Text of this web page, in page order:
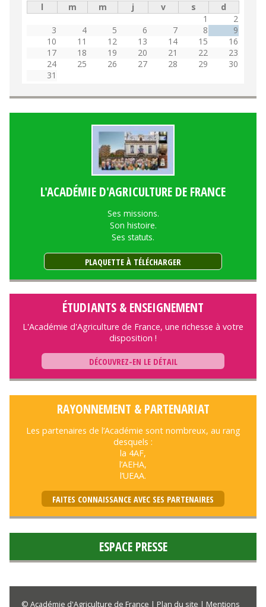
l m m j v s
d
1
2
3
4 5 6 7 8
9
10
11 12 13 14 15
16
17
18 19 20 21 22
23
24
25 26 27 28 29
30
31
L'ACADÉMIE D'AGRICULTURE DE FRANCE
Ses missions.
Son histoire.
Ses statuts.
PLAQUETTE À TÉLÉCHARGER
ÉTUDIANTS & ENSEIGNEMENT
L'Académie d'Agriculture de France, une richesse à votre
disposition !
DÉCOUVREZ-EN LE DÉTAIL
RAYONNEMENT & PARTENARIAT
Les partenaires de l’Académie sont nombreux, au rang
desquels :
la 4AF,
l’AEHA,
l’UEAA.
FAITES CONNAISSANCE AVEC SES PARTENAIRES
ESPACE PRESSE
© Académie d'Agriculture de France | Plan du site | Mentions